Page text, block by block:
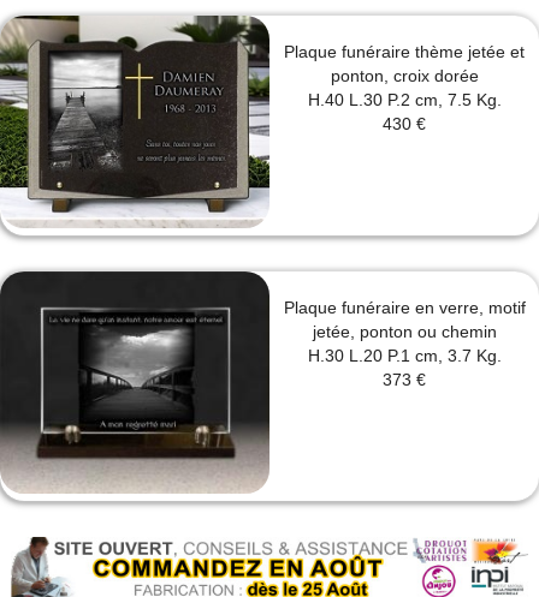
Plaque funéraire thème jetée et
ponton, croix dorée
H.40 L.30 P.2 cm, 7.5 Kg.
430 €
Plaque funéraire en verre, motif
jetée, ponton ou chemin
H.30 L.20 P.1 cm, 3.7 Kg.
373 €